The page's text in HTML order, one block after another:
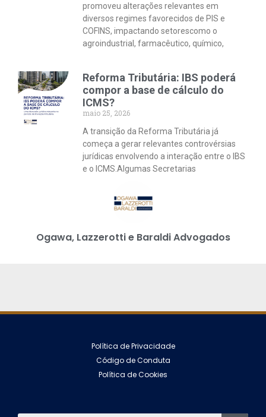
Ogawa, Lazzerotti e Baraldi Advogados
promoveu alterações relevantes em
diversos regimes favorecidos de PIS e
COFINS, impactando setorescomo o
agroindustrial, farmacêutico, químico,
Reforma Tributária: IBS poderá
compor a base de cálculo do
ICMS?
maio 25, 2026
A transição da Reforma Tributária já
começa a gerar relevantes controvérsias
jurídicas envolvendo a interação entre o IBS
e o ICMS.Algumas Secretarias
Política de Privacidade
Código de Conduta
Política de Cookies